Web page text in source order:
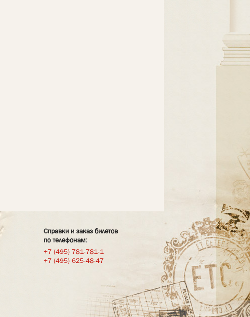
Справки и заказ билетов
по телефонам:
+7 (495) 781-781-1
+7 (495) 625-48-47